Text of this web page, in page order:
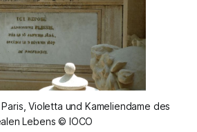
Violetta und Kameliendame des
Lebens © IOCO